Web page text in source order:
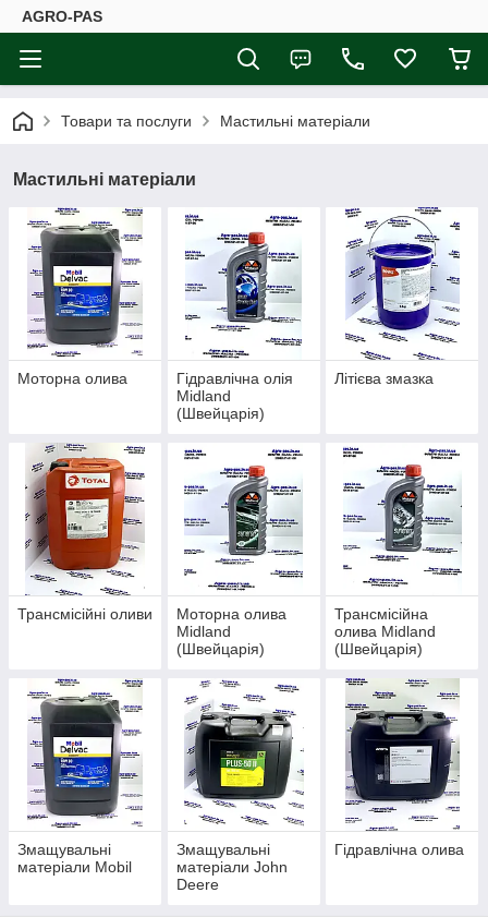
AGRO-PAS
Товари та послуги Мастильні матеріали
Мастильні матеріали
Моторна олива
Гідравлічна олія
Midland
(Швейцарія)
Літієва змазка
Трансмісійні оливи
Моторна олива
Midland
(Швейцарія)
Трансмісійна
олива Midland
(Швейцарія)
Змащувальні
матеріали Mobil
Змащувальні
матеріали John
Deere
Гідравлічна олива